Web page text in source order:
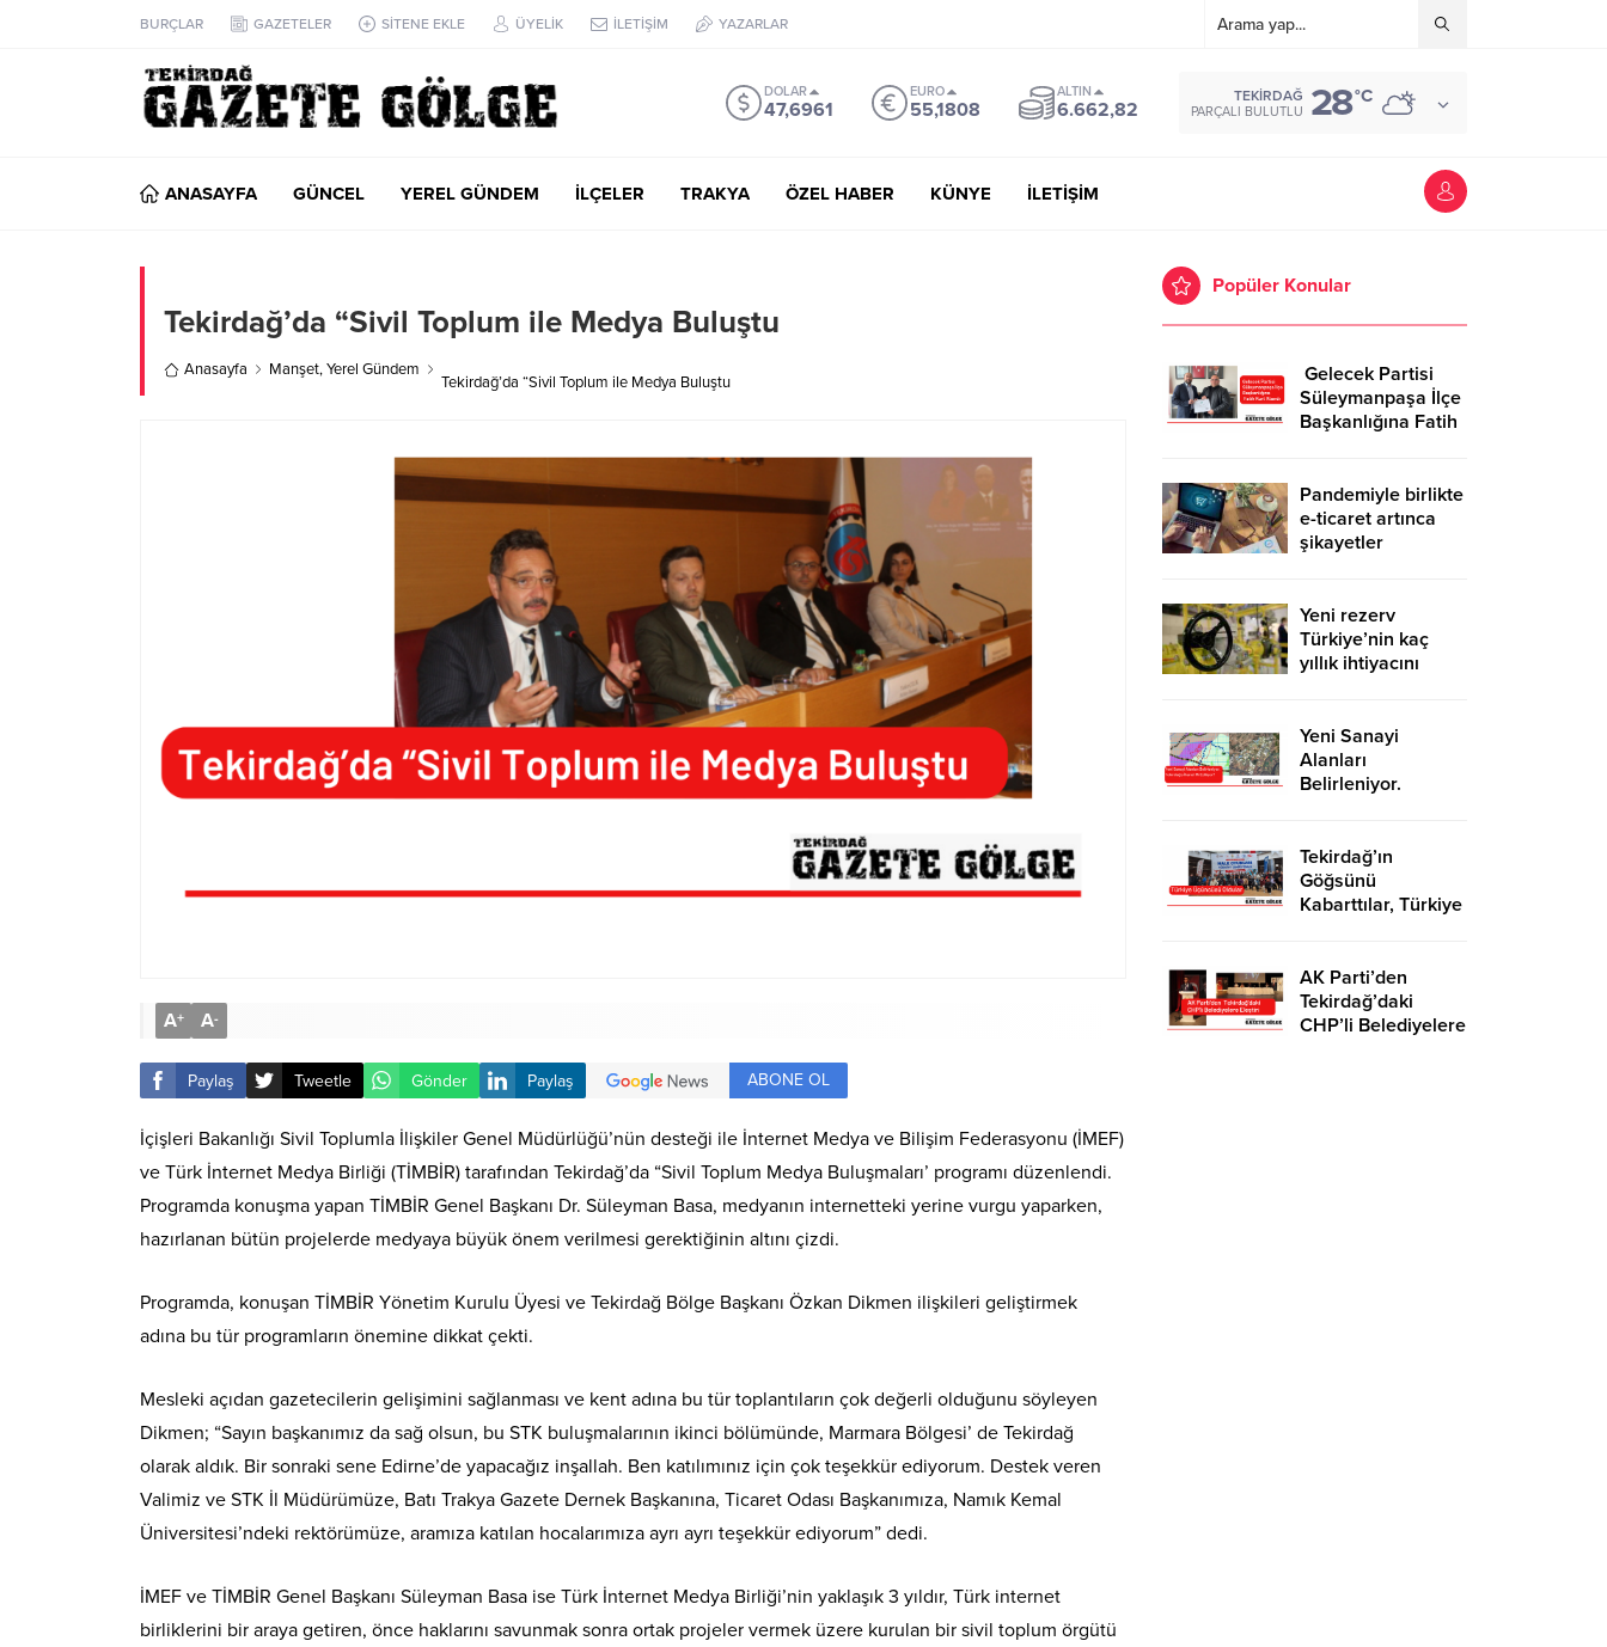
BURÇLAR GAZETELER SİTENE EKLE ÜYELİK İLETİŞİM YAZARLAR
DOLAR
47,6961
EURO
55,1808
ALTIN
6.662,82
TEKIRDAĞ
PARÇALI BULUTLU 28°C
ANASAYFA GÜNCEL YEREL GÜNDEM İLÇELER TRAKYA ÖZEL HABER KÜNYE İLETİŞİM
Tekirdağ’da “Sivil Toplum ile Medya Buluştu
Anasayfa Manşet,Yerel Gündem
Tekirdağ’da “Sivil Toplum ile Medya Buluştu
A+ A-
Paylaş Tweetle Gönder Paylaş ABONE OL
İçişleri Bakanlığı Sivil Toplumla İlişkiler Genel Müdürlüğü’nün desteği ile İnternet Medya ve Bilişim Federasyonu (İMEF)
ve Türk İnternet Medya Birliği (TİMBİR) tarafından Tekirdağ’da “Sivil Toplum Medya Buluşmaları’ programı düzenlendi.
Programda konuşma yapan TİMBİR Genel Başkanı Dr. Süleyman Basa, medyanın internetteki yerine vurgu yaparken,
hazırlanan bütün projelerde medyaya büyük önem verilmesi gerektiğinin altını çizdi.
Programda, konuşan TİMBİR Yönetim Kurulu Üyesi ve Tekirdağ Bölge Başkanı Özkan Dikmen ilişkileri geliştirmek
adına bu tür programların önemine dikkat çekti.
Mesleki açıdan gazetecilerin gelişimini sağlanması ve kent adına bu tür toplantıların çok değerli olduğunu söyleyen
Dikmen; “Sayın başkanımız da sağ olsun, bu STK buluşmalarının ikinci bölümünde, Marmara Bölgesi’ de Tekirdağ
olarak aldık. Bir sonraki sene Edirne’de yapacağız inşallah. Ben katılımınız için çok teşekkür ediyorum. Destek veren
Valimiz ve STK İl Müdürümüze, Batı Trakya Gazete Dernek Başkanına, Ticaret Odası Başkanımıza, Namık Kemal
Üniversitesi’ndeki rektörümüze, aramıza katılan hocalarımıza ayrı ayrı teşekkür ediyorum” dedi.
İMEF ve TİMBİR Genel Başkanı Süleyman Basa ise Türk İnternet Medya Birliği’nin yaklaşık 3 yıldır, Türk internet
birliklerini bir araya getiren, önce haklarını savunmak sonra ortak projeler vermek üzere kurulan bir sivil toplum örgütü
Popüler Konular
Gelecek Partisi
Süleymanpaşa İlçe
Başkanlığına Fatih
Pandemiyle birlikte
e-ticaret artınca
şikayetler
Yeni rezerv
Türkiye’nin kaç
yıllık ihtiyacını
Yeni Sanayi
Alanları
Belirleniyor.
Tekirdağ’ın
Göğsünü
Kabarttılar, Türkiye
AK Parti’den
Tekirdağ’daki
CHP’li Belediyelere